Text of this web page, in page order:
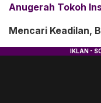
Anugerah Tokoh
Mencari Keadilan,